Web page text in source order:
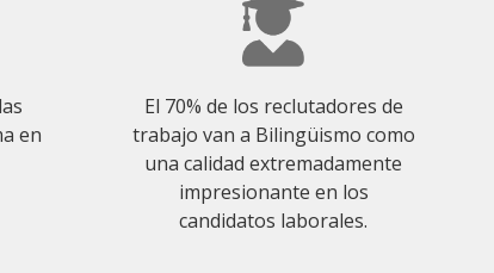
en
El 70% de los reclutadores de
trabajo van a Bilingüismo como
una calidad extremadamente
impresionante en los
candidatos laborales.